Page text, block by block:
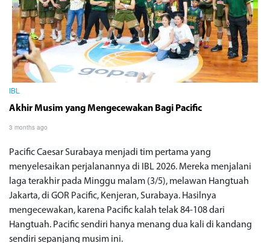
IBL
Akhir Musim yang Mengecewakan Bagi Pacific
3 months ago
Pacific Caesar Surabaya menjadi tim pertama yang
menyelesaikan perjalanannya di IBL 2026. Mereka menjalani
laga terakhir pada Minggu malam (3/5), melawan Hangtuah
Jakarta, di GOR Pacific, Kenjeran, Surabaya. Hasilnya
mengecewakan, karena Pacific kalah telak 84-108 dari
Hangtuah. Pacific sendiri hanya menang dua kali di kandang
sendiri sepanjang musim ini.